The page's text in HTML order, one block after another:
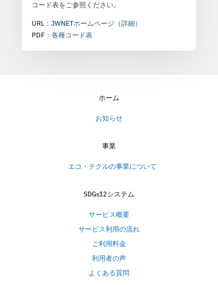
コード表をご参照ください。
URL： JWNETホームページ（詳細）
PDF： 各種コード表
ホーム
お知らせ
事業
エコ・テクルの事業について
SDGs12システム
サービス概要
サービス利用の流れ
ご利用料金
利用者の声
よくある質問